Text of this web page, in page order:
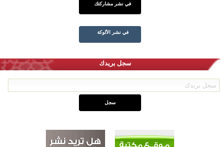
في نشر مشاركتك
في نشر الألوكة
سجل بريدك